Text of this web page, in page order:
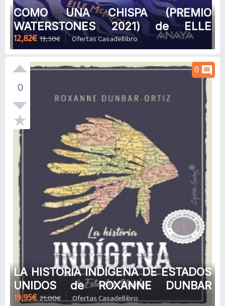
COMO UNA CHISPA (PREMIO
WATERSTONES 2021) de ELLE
MCNICOLL
12,82€ 13,50€ Ofertas Casadellibro
0
0 comment
LA HISTORIA INDÍGENA DE ESTADOS
UNIDOS de ROXANNE DUNBAR
ORTIZ
19,95€ 21,00€ Ofertas Casadellibro